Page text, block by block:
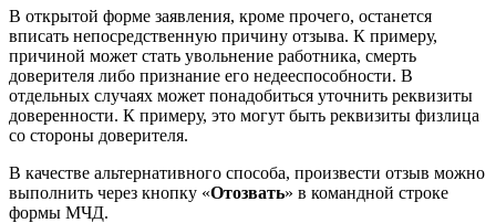
В открытой форме заявления, кроме прочего, останется
вписать непосредственную причину отзыва. К примеру,
причиной может стать увольнение работника, смерть
доверителя либо признание его недееспособности. В
отдельных случаях может понадобиться уточнить реквизиты
доверенности. К примеру, это могут быть реквизиты физлица
со стороны доверителя.
В качестве альтернативного способа, произвести отзыв можно
выполнить через кнопку «Отозвать» в командной строке
формы МЧД.